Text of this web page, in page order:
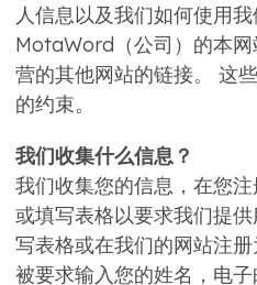
人信息以及我们如何使用我
MotaWord（公司）的本
营的其他网站的链接。 这
的约束。
我们收集什么信息？
我们收集您的信息，在您
或填写表格以要求我们提
写表格或在我们的网站注
被要求输入您的姓名，电